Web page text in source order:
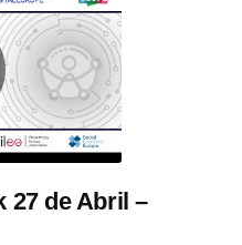
27 de Abril –